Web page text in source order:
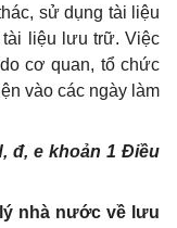
sử dụng tài liệu
liệu lưu trữ. Việc
cơ quan, tổ chức
vào các ngày làm
đ, e khoản 1 Điều
nhà nước về lưu